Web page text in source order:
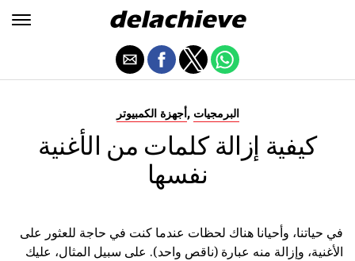
أجهزة الكمبيوتر , البرمجيات
كيفية إزالة كلمات من الأغنية
نفسها
في حياتنا، وأحيانا هناك لحظات عندما كنت في حاجة للعثور على
الأغنية، وإزالة منه عبارة (ناقص واحد). على سبيل المثال، عليك